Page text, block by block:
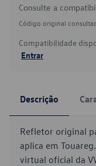
Consulte a
Código original
Compatibilidade
Entrar
Descrição
Refletor original
aplica em
virtual oficial da